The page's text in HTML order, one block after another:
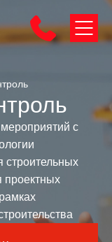
с
строительных
проектных